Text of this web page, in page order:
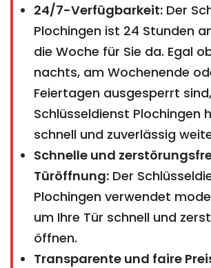
24/7-Verfügbarkeit: Der
Plochingen ist 24 Stunden
die Woche für Sie da. Egal
nachts, am Wochenende
Feiertagen ausgesperrt
Schlüsseldienst Plochingen
schnell und zuverlässig
Schnelle und
Türöffnung: Der
Plochingen verwendet
um Ihre Tür schnell und
öffnen.
Transparente und faire